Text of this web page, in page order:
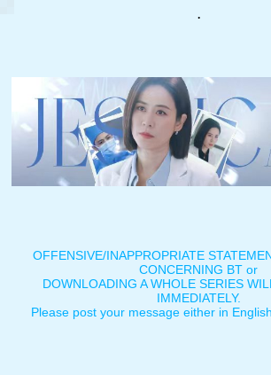
.
OFFENSIVE/INAPPROPRIATE
CONCERNING BT or
DOWNLOADING A WHOLE SERIES
IMMEDIATELY.
Please post your message either in